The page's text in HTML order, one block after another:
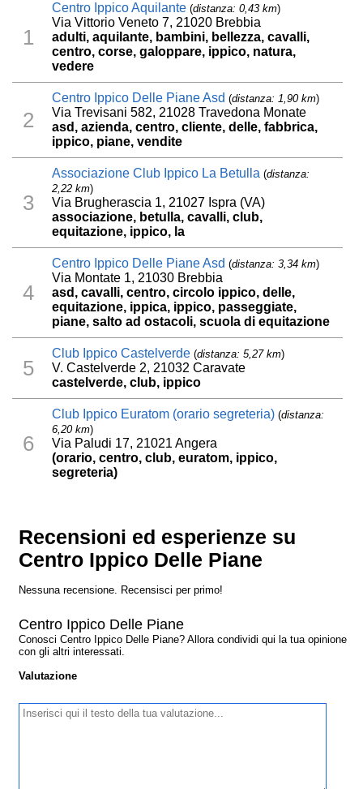
1
Centro Ippico Aquilante (distanza: 0,43 km)
Via Vittorio Veneto 7, 21020 Brebbia
adulti, aquilante, bambini, bellezza, cavalli,
centro, corse, galoppare, ippico, natura,
vedere
2
Centro Ippico Delle Piane Asd (distanza: 1,90 km)
Via Trevisani 582, 21028 Travedona Monate
asd, azienda, centro, cliente, delle, fabbrica,
ippico, piane, vendite
3
Associazione Club Ippico La Betulla (distanza:
2,22 km)
Via Brugherascia 1, 21027 Ispra (VA)
associazione, betulla, cavalli, club,
equitazione, ippico, la
4
Centro Ippico Delle Piane Asd (distanza: 3,34 km)
Via Montate 1, 21030 Brebbia
asd, cavalli, centro, circolo ippico, delle,
equitazione, ippica, ippico, passeggiate,
piane, salto ad ostacoli, scuola di equitazione
5
Club Ippico Castelverde (distanza: 5,27 km)
V. Castelverde 2, 21032 Caravate
castelverde, club, ippico
6
Club Ippico Euratom (orario segreteria) (distanza:
6,20 km)
Via Paludi 17, 21021 Angera
(orario, centro, club, euratom, ippico,
segreteria)
Recensioni ed esperienze su
Centro Ippico Delle Piane
Nessuna recensione. Recensisci per primo!
Centro Ippico Delle Piane
Conosci Centro Ippico Delle Piane? Allora condividi qui la tua opinione
con gli altri interessati.
Valutazione